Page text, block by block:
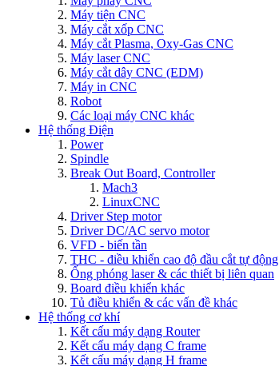
Máy tiện CNC
Máy cắt xốp CNC
Máy cắt Plasma, Oxy-Gas CNC
Máy laser CNC
Máy cắt dây CNC (EDM)
Máy in CNC
Robot
Các loại máy CNC khác
Hệ thống Điện
Power
Spindle
Break Out Board, Controller
Mach3
LinuxCNC
Driver Step motor
Driver DC/AC servo motor
VFD - biến tần
THC - điều khiển cao độ đầu cắt tự động
Ống phóng laser & các thiết bị liên quan
Board điều khiển khác
Tủ điều khiển & các vấn đề khác
Hệ thống cơ khí
Kết cấu máy dạng Router
Kết cấu máy dạng C frame
Kết cấu máy dạng H frame